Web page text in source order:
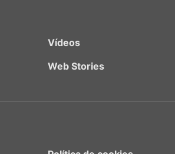
Vídeos
Web Stories